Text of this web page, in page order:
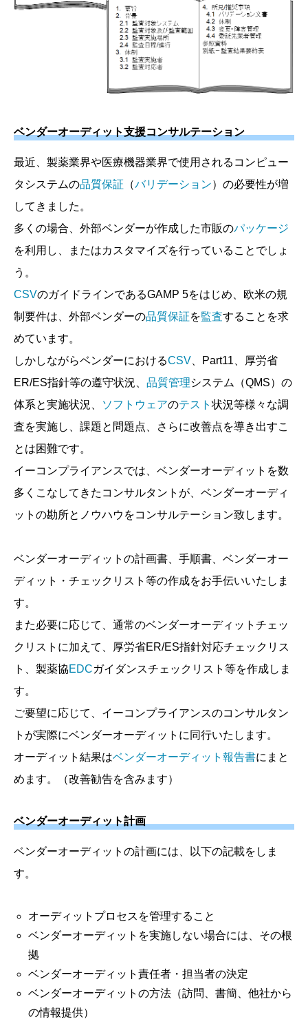
ベンダーオーディット支援コンサルテーション
最近、製薬業界や医療機器業界で使用されるコンピュー
タシステムの品質保証 （バリデーション）の必要性が増
してきました。
多くの場合、外部ベンダーが作成した市販のパッケージ
を利用し、またはカスタマイズを行っていることでしょ
う。
CSVのガイドラインであるGAMP 5をはじめ、欧米の規
制要件は、外部ベンダーの品質保証を監査することを求
めています。
しかしながらベンダーにおけるCSV 、Part11、厚労省
ER/ES指針等の遵守状況、 品質管理システム（QMS）の
体系と実施状況、
ソフトウェアのテスト 状況等様々な調
査を実施し、課題と問題点、さらに改善点を導き出すこ
とは困難です。
イーコンプライアンスでは、ベンダーオーディットを数
多くこなしてきたコンサルタントが、ベンダーオーディ
ットの勘所とノウハウをコンサルテーション致します。
ベンダーオーディットの計画書、手順書、ベンダーオー
ディット・チェックリスト等の作成をお手伝いいたしま
す。
また必要に応じて、通常のベンダーオーディットチェッ
クリストに加えて、厚労省ER/ES指針対応チェックリス
ト、製薬協EDCガイダンスチェックリスト等を作成しま
す。
ご要望に応じて、イーコンプライアンスのコンサルタン
トが実際にベンダーオーディットに同行いたします。
オーディット結果はベンダーオーディット報告書にまと
めます。（改善勧告を含みます）
ベンダーオーディット計画
ベンダーオーディットの計画には、以下の記載をしま
す。
オーディットプロセスを管理すること
ベンダーオーディットを実施しない場合には、その根
拠
ベンダーオーディット責任者・担当者の決定
ベンダーオーディットの方法（訪問、書簡、他社から
の情報提供）